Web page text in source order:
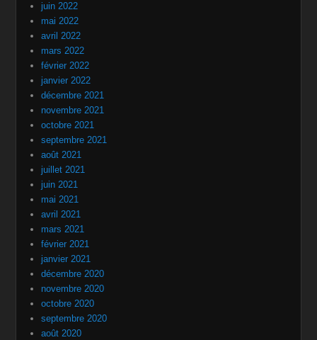
juin 2022
mai 2022
avril 2022
mars 2022
février 2022
janvier 2022
décembre 2021
novembre 2021
octobre 2021
septembre 2021
août 2021
juillet 2021
juin 2021
mai 2021
avril 2021
mars 2021
février 2021
janvier 2021
décembre 2020
novembre 2020
octobre 2020
septembre 2020
août 2020